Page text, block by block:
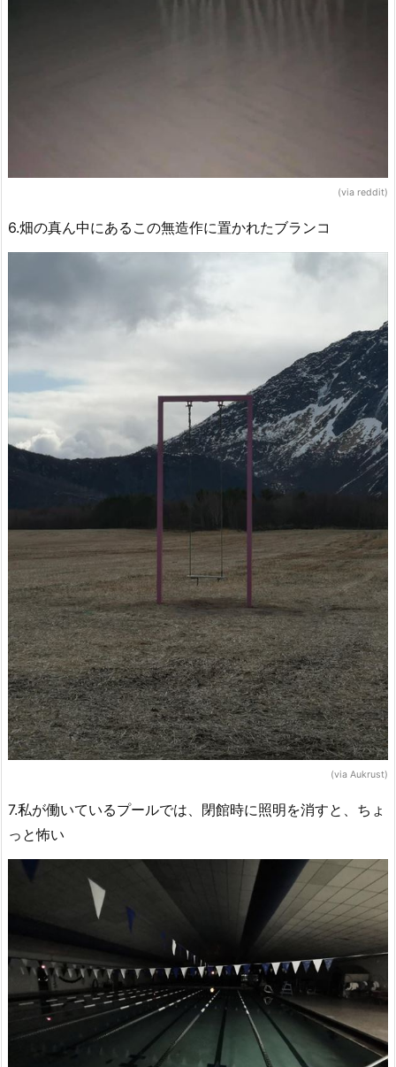
(via reddit)
6.畑の真ん中にあるこの無造作に置かれたブランコ
(via Aukrust)
7.私が働いているプールでは、閉館時に照明を消すと、ちょ
っと怖い